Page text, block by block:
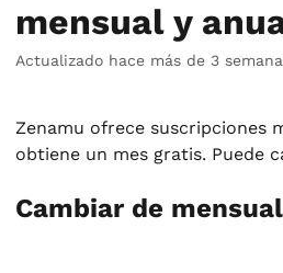
mensual y
Actualizado hace más de 3
Zenamu ofrece suscripciones
obtiene un mes gratis. Puede
Cambiar de